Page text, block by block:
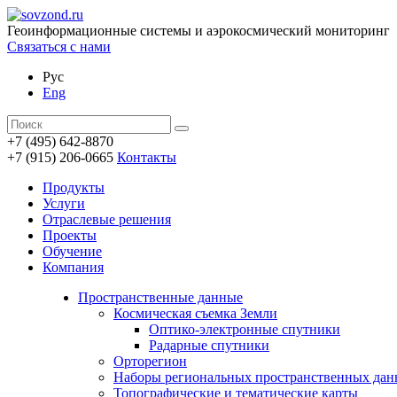
Геоинформационные системы и аэрокосмический мониторинг
Связаться с нами
Рус
Eng
+7 (495) 642-8870
+7 (915) 206-0665 Контакты
Продукты
Услуги
Отраслевые решения
Проекты
Обучение
Компания
Пространственные данные
Космическая съемка Земли
Оптико-электронные спутники
Радарные спутники
Орторегион
Наборы региональных пространственных
Топографические и тематические карты